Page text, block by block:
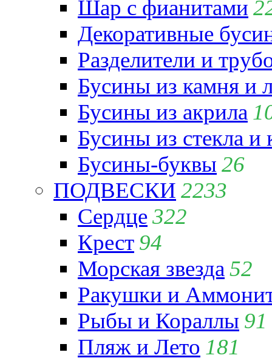
Шар с фианитами
Декоративные
Разделители и
Бусины из камня и
Бусины из акрила
Бусины из стекла и
Бусины-буквы 26
ПОДВЕСКИ 2233
Сердце322
Крест 94
Морская звезда 52
Ракушки и
Рыбы и Кораллы 91
Пляж и Лето 181